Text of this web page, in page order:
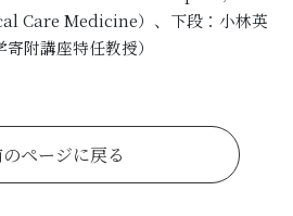
Care Medicine）、下段：小林英
附講座特任教授）
ページに戻る